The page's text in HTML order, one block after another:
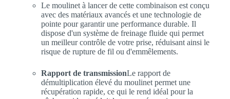
Le moulinet à lancer de cette combinaison est conçu
avec des matériaux avancés et une technologie de
pointe pour garantir une performance durable. Il
dispose d'un système de freinage fluide qui permet
un meilleur contrôle de votre prise, réduisant ainsi le
risque de rupture de fil ou d'emmêlements.
Rapport de transmissionLe rapport de
démultiplication élevé du moulinet permet une
récupération rapide, ce qui le rend idéal pour la